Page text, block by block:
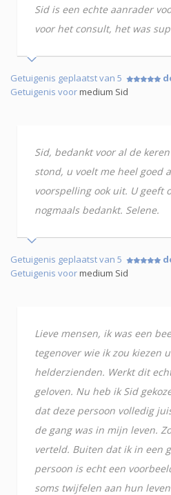
Sid is een echte aanrader
voor het consult, het was
Getuigenis geplaatst van 5
Getuigenis voormedium Sid
Sid, bedankt voor al de
stond, u voelt me heel goed
voorspelling ook uit. U geeft
nogmaals bedankt. Selene.
Getuigenis geplaatst van 5
Getuigenis voormedium Sid
Lieve mensen, ik was een
tegenover wie ik zou kiezen
helderzienden. Werkt dit
geloven. Nu heb ik Sid
dat deze persoon volledig
de gang was in mijn leven.
verteld. Buiten dat ik in een
persoon is echt een
soms twijfelen aan hun